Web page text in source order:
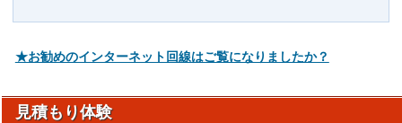
★お勧めのインターネット回線はご覧になりましたか？
見積もり体験